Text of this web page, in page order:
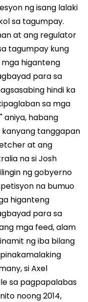
ng isang lalaki
sa tagumpay.
at ang regulator
tagumpay kung
mga higanteng
para sa
hindi ka
sa mga
aniya, habang
kanyang tanggapan
at ang
na si Josh
ng gobyerno
na bumuo
higanteng
para sa
mga feed, alam
ng iba bilang
si Axel
sa pagpapalabas
noong 2014,